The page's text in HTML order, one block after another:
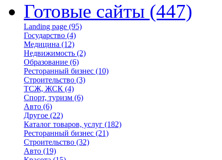
Готовые сайты (447)
Landing page (95)
Государство (4)
Медицина (12)
Недвижимость (2)
Образование (6)
Ресторанный бизнес (10)
Строительство (3)
ТСЖ, ЖСК (4)
Спорт, туризм (6)
Авто (6)
Другое (22)
Каталог товаров, услуг (182)
Ресторанный бизнес (21)
Строительство (32)
Авто (19)